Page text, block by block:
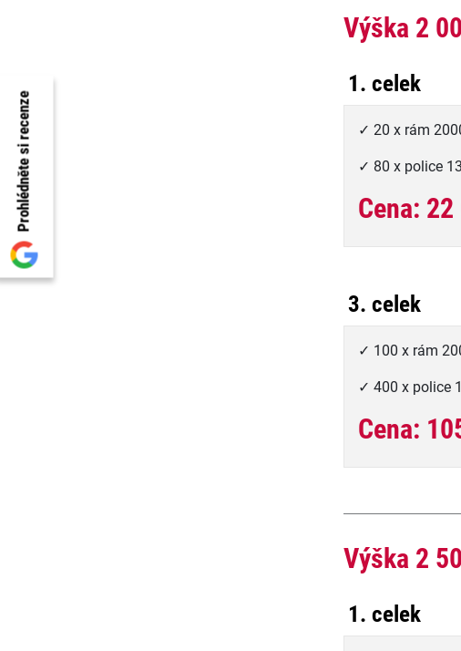
Prohlédněte si recenze
Výška 2
1. celek
✓ 20 x rám
✓ 80 x police
Cena:
3. celek
✓ 100 x rám
✓ 400 x police
Cena:
Výška 2
1. celek